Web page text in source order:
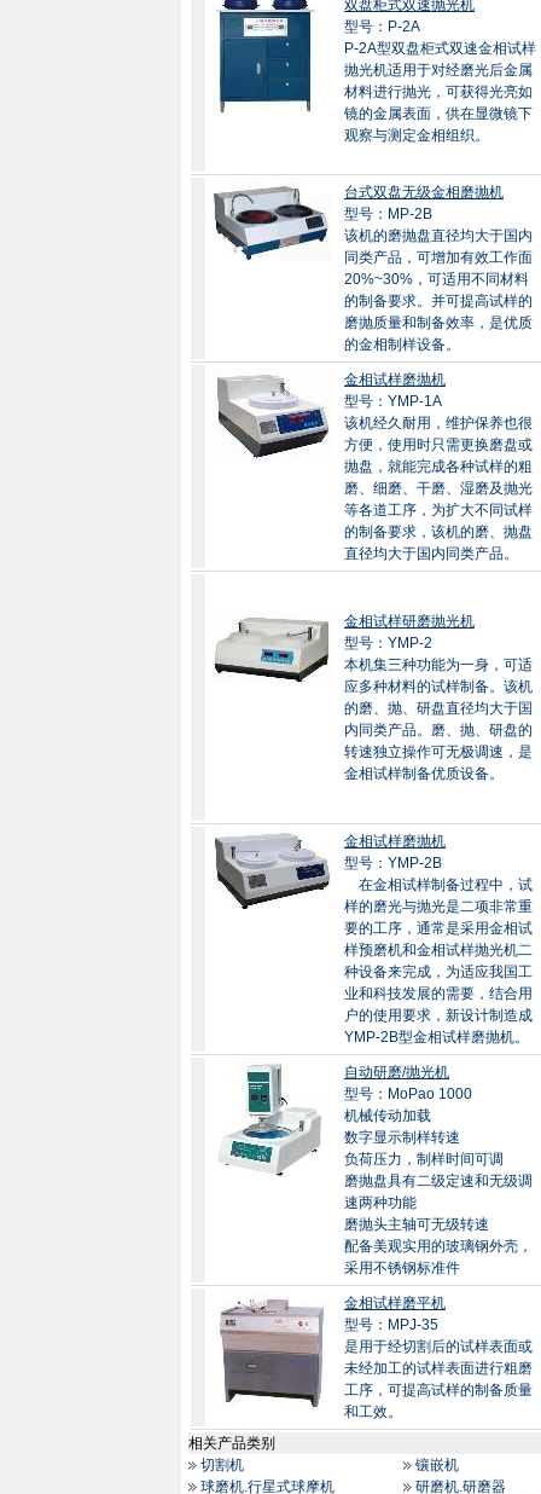
双盘柜式双速抛光机
型号：P-2A
P-2A型双盘柜式双速金相试样
抛光机适用于对经磨光后金属
材料进行抛光，可获得光亮如
镜的金属表面，供在显微镜下
观察与测定金相组织。
台式双盘无级金相磨抛机
型号：MP-2B
该机的磨抛盘直径均大于国内
同类产品，可增加有效工作面
20%~30%，可适用不同材料
的制备要求。并可提高试样的
磨抛质量和制备效率，是优质
的金相制样设备。
金相试样磨抛机
型号：YMP-1A
该机经久耐用，维护保养也很
方便，使用时只需更换磨盘或
抛盘，就能完成各种试样的粗
磨、细磨、干磨、湿磨及抛光
等各道工序，为扩大不同试样
的制备要求，该机的磨、抛盘
直径均大于国内同类产品。
金相试样研磨抛光机
型号：YMP-2
本机集三种功能为一身，可适
应多种材料的试样制备。该机
的磨、抛、研盘直径均大于国
内同类产品。磨、抛、研盘的
转速独立操作可无极调速，是
金相试样制备优质设备。
金相试样磨抛机
型号：YMP-2B
在金相试样制备过程中，试
样的磨光与抛光是二项非常重
要的工序，通常是采用金相试
样预磨机和金相试样抛光机二
种设备来完成，为适应我国工
业和科技发展的需要，结合用
户的使用要求，新设计制造成
YMP-2B型金相试样磨抛机。
自动研磨/抛光机
型号：MoPao 1000
机械传动加载
数字显示制样转速
负荷压力，制样时间可调
磨抛盘具有二级定速和无级调
速两种功能
磨抛头主轴可无级转速
配备美观实用的玻璃钢外壳，
采用不锈钢标准件
金相试样磨平机
型号：MPJ-35
是用于经切割后的试样表面或
未经加工的试样表面进行粗磨
工序，可提高试样的制备质量
和工效。
相关产品类别
切割机
镶嵌机
球磨机.行星式球摩机
研磨机.研磨器